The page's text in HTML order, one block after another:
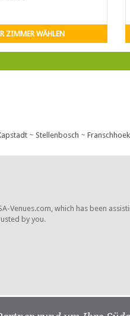
ZIMMER WÄHLEN
~ Stellenbosch ~ Franschhoek
Venues.com, which has been
by you.